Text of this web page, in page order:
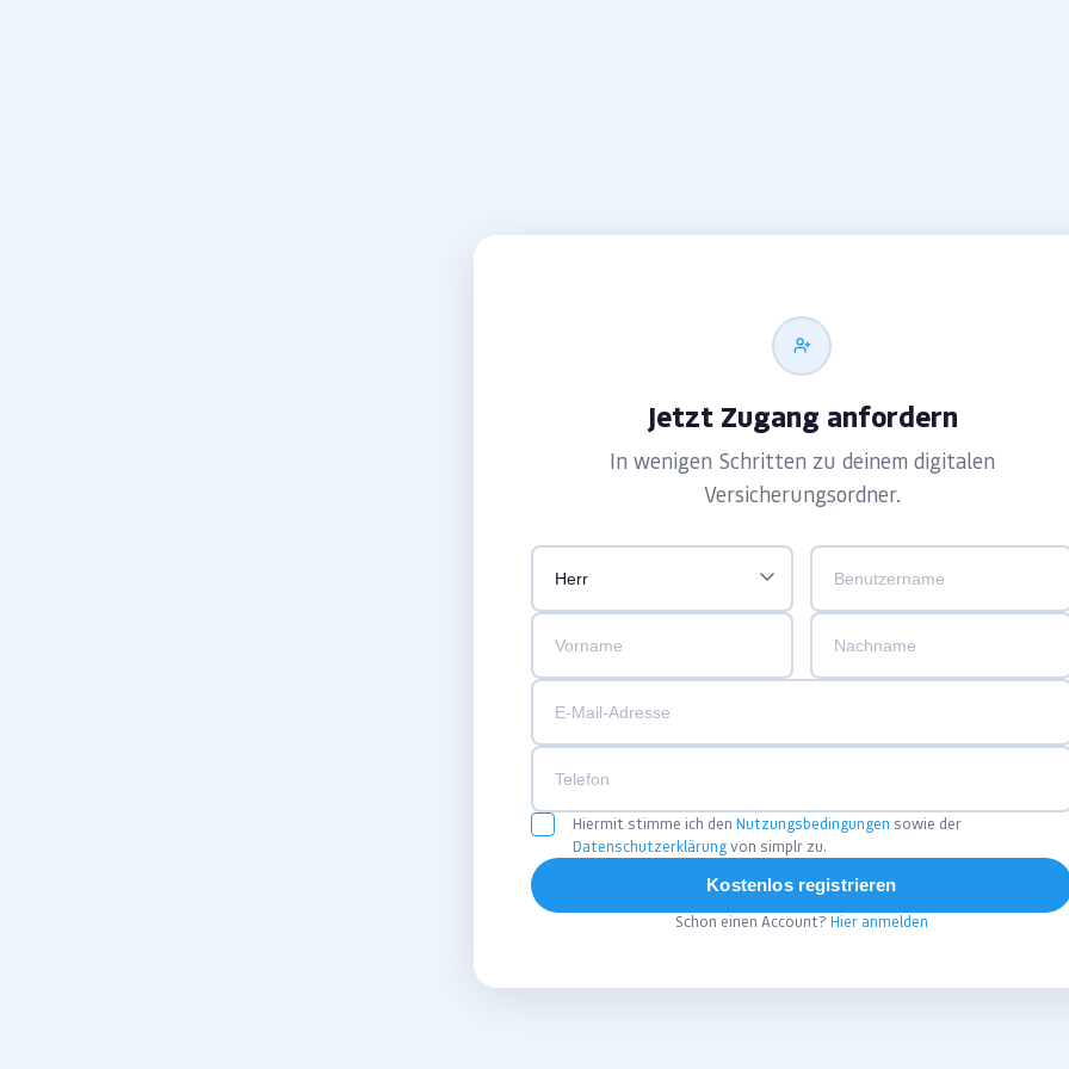
Jetzt Zugang anfordern
In wenigen Schritten zu deinem digitalen
Versicherungsordner.
Hiermit stimme ich den Nutzungsbedingungen sowie der
Datenschutzerklärung von simplr zu.
Kostenlos registrieren
Schon einen Account? Hier anmelden